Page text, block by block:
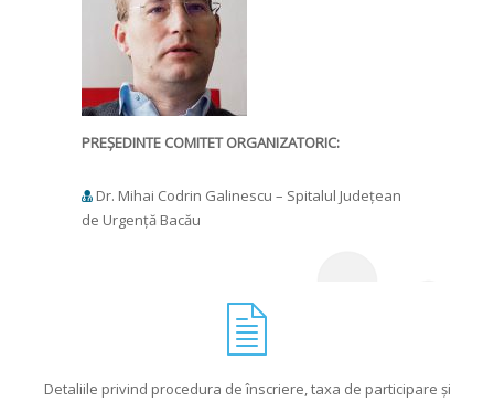
PREȘEDINTE COMITET ORGANIZATORIC:
Dr. Mihai Codrin Galinescu – Spitalul Județean
de Urgență Bacău
Detaliile privind procedura de înscriere, taxa de participare și